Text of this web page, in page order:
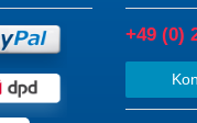
+49 (0)